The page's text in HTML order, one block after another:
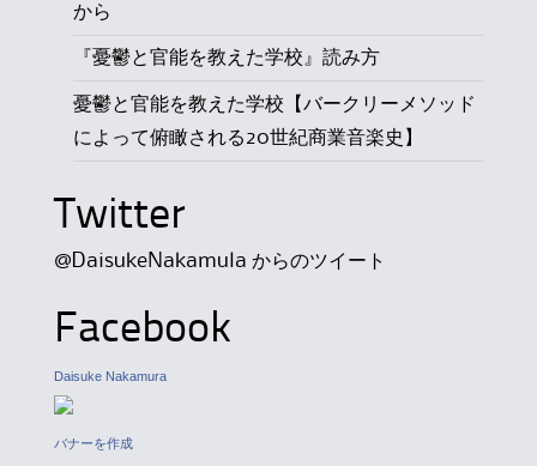
から
『憂鬱と官能を教えた学校』読み方
憂鬱と官能を教えた学校【バークリーメソッド
によって俯瞰される20世紀商業音楽史】
Twitter
@DaisukeNakamula からのツイート
Facebook
Daisuke Nakamura
バナーを作成